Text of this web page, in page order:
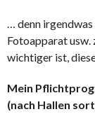
… denn
Fotoapparat usw.
wichtiger ist,
Mein
(nach Hallen